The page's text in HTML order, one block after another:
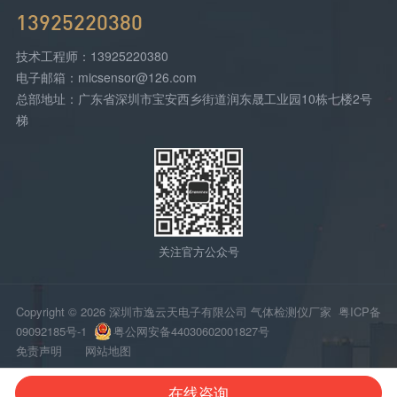
13925220380
技术工程师：13925220380
电子邮箱：micsensor@126.com
总部地址：广东省深圳市宝安西乡街道润东晟工业园10栋七楼2号
梯
关注官方公众号
Copyright © 2026 深圳市逸云天电子有限公司 气体检测仪厂家 粤ICP备
09092185号-1
粤公网安备44030602001827号
免责声明
网站地图
在线咨询